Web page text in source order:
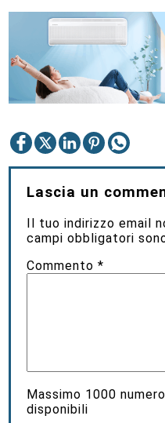
Lascia un
Il tuo indirizzo email
campi obbligatori
Commento*
Massimo 1000
disponibili